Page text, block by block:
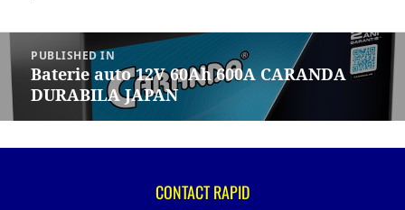
Navigare
articole
PUBLISHED IN
Baterie auto 12V 60Ah 600A CARANDA
DURABILA JAPAN
CONTACT RAPID